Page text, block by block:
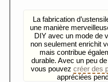
La fabrication
une manière
DIY avec un mode de
non seulement enrichit
mais contribue
durable. Avec un peu
vous pouvez créer des
appréciées